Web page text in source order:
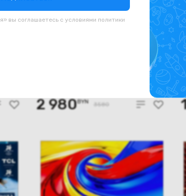
вы соглашаетесь с условиями политики
2 980BYN 3580
В